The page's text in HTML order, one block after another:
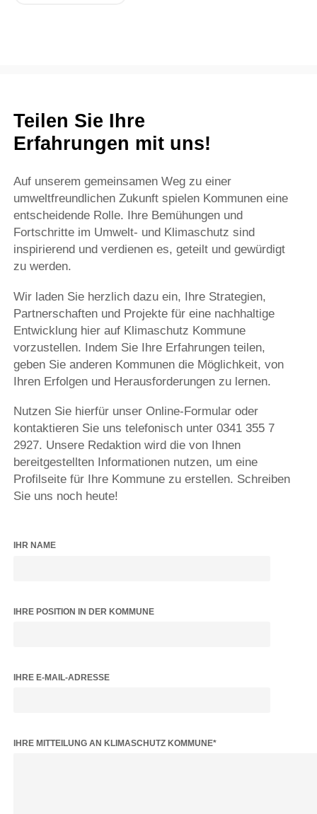
Teilen Sie Ihre
Erfahrungen mit uns!
Auf unserem gemeinsamen Weg zu einer
umweltfreundlichen Zukunft spielen Kommunen eine
entscheidende Rolle. Ihre Bemühungen und
Fortschritte im Umwelt- und Klimaschutz sind
inspirierend und verdienen es, geteilt und gewürdigt
zu werden.
Wir laden Sie herzlich dazu ein, Ihre Strategien,
Partnerschaften und Projekte für eine nachhaltige
Entwicklung hier auf Klimaschutz Kommune
vorzustellen. Indem Sie Ihre Erfahrungen teilen,
geben Sie anderen Kommunen die Möglichkeit, von
Ihren Erfolgen und Herausforderungen zu lernen.
Nutzen Sie hierfür unser Online-Formular oder
kontaktieren Sie uns telefonisch unter 0341 355 7
2927. Unsere Redaktion wird die von Ihnen
bereitgestellten Informationen nutzen, um eine
Profilseite für Ihre Kommune zu erstellen. Schreiben
Sie uns noch heute!
IHR NAME
IHRE POSITION IN DER KOMMUNE
IHRE E-MAIL-ADRESSE
BITTE LASSE DIESES FELD LEER.
IHRE MITTEILUNG AN KLIMASCHUTZ KOMMUNE*